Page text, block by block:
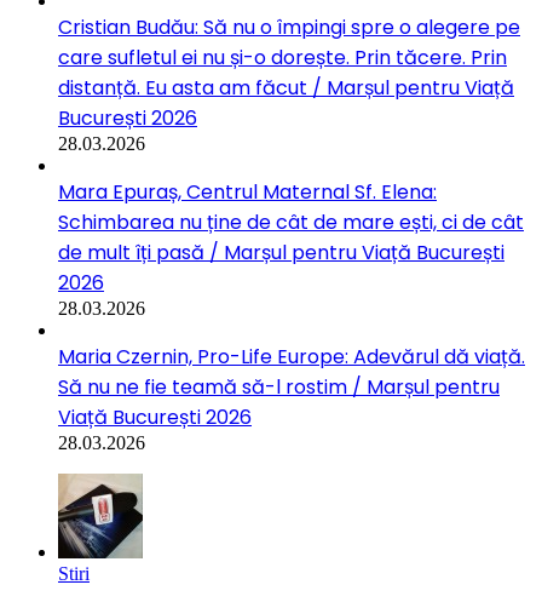
Cristian Budău: Să nu o împingi spre o alegere pe
care sufletul ei nu și-o dorește. Prin tăcere. Prin
distanță. Eu asta am făcut / Marșul pentru Viață
București 2026
28.03.2026
Mara Epuraș, Centrul Maternal Sf. Elena:
Schimbarea nu ține de cât de mare ești, ci de cât
de mult îți pasă / Marșul pentru Viață București
2026
28.03.2026
Maria Czernin, Pro-Life Europe: Adevărul dă viață.
Să nu ne fie teamă să-l rostim / Marșul pentru
Viață București 2026
28.03.2026
Stiri